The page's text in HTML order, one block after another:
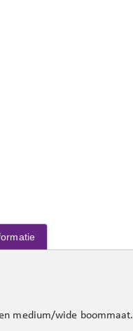
medium/wide boommaat.